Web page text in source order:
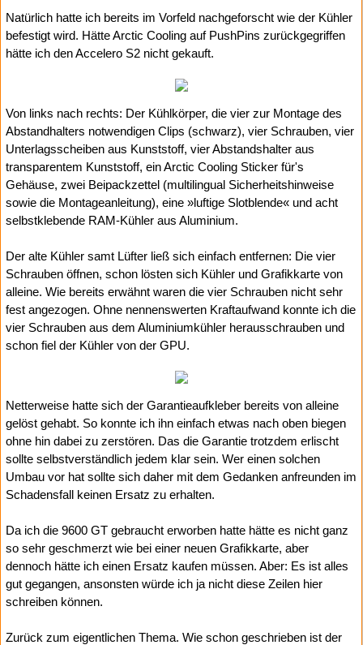
Natürlich hatte ich bereits im Vorfeld nachgeforscht wie der Kühler
befestigt wird. Hätte Arctic Cooling auf PushPins zurückgegriffen
hätte ich den Accelero S2 nicht gekauft.
Von links nach rechts: Der Kühlkörper, die vier zur Montage des
Abstandhalters notwendigen Clips (schwarz), vier Schrauben, vier
Unterlagsscheiben aus Kunststoff, vier Abstandshalter aus
transparentem Kunststoff, ein Arctic Cooling Sticker für's
Gehäuse, zwei Beipackzettel (multilingual Sicherheitshinweise
sowie die Montageanleitung), eine »luftige Slotblende« und acht
selbstklebende RAM-Kühler aus Aluminium.
Der alte Kühler samt Lüfter ließ sich einfach entfernen: Die vier
Schrauben öffnen, schon lösten sich Kühler und Grafikkarte von
alleine. Wie bereits erwähnt waren die vier Schrauben nicht sehr
fest angezogen. Ohne nennenswerten Kraftaufwand konnte ich die
vier Schrauben aus dem Aluminiumkühler herausschrauben und
schon fiel der Kühler von der GPU.
Netterweise hatte sich der Garantieaufkleber bereits von alleine
gelöst gehabt. So konnte ich ihn einfach etwas nach oben biegen
ohne hin dabei zu zerstören. Das die Garantie trotzdem erlischt
sollte selbstverständlich jedem klar sein. Wer einen solchen
Umbau vor hat sollte sich daher mit dem Gedanken anfreunden im
Schadensfall keinen Ersatz zu erhalten.
Da ich die 9600 GT gebraucht erworben hatte hätte es nicht ganz
so sehr geschmerzt wie bei einer neuen Grafikkarte, aber
dennoch hätte ich einen Ersatz kaufen müssen. Aber: Es ist alles
gut gegangen, ansonsten würde ich ja nicht diese Zeilen hier
schreiben können.
Zurück zum eigentlichen Thema. Wie schon geschrieben ist der